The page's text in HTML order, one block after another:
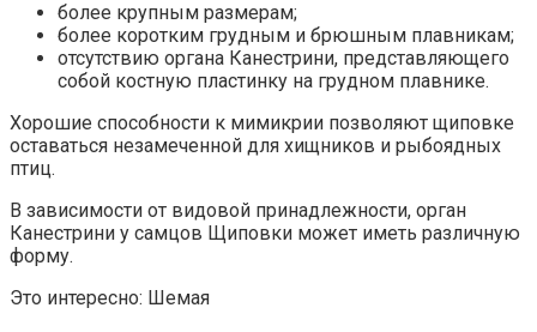
более крупным размерам;
более коротким грудным и брюшным плавникам;
отсутствию органа Канестрини, представляющего
собой костную пластинку на грудном плавнике.
Хорошие способности к мимикрии позволяют щиповке
оставаться незамеченной для хищников и рыбоядных
птиц.
В зависимости от видовой принадлежности, орган
Канестрини у самцов Щиповки может иметь различную
форму.
Это интересно: Шемая